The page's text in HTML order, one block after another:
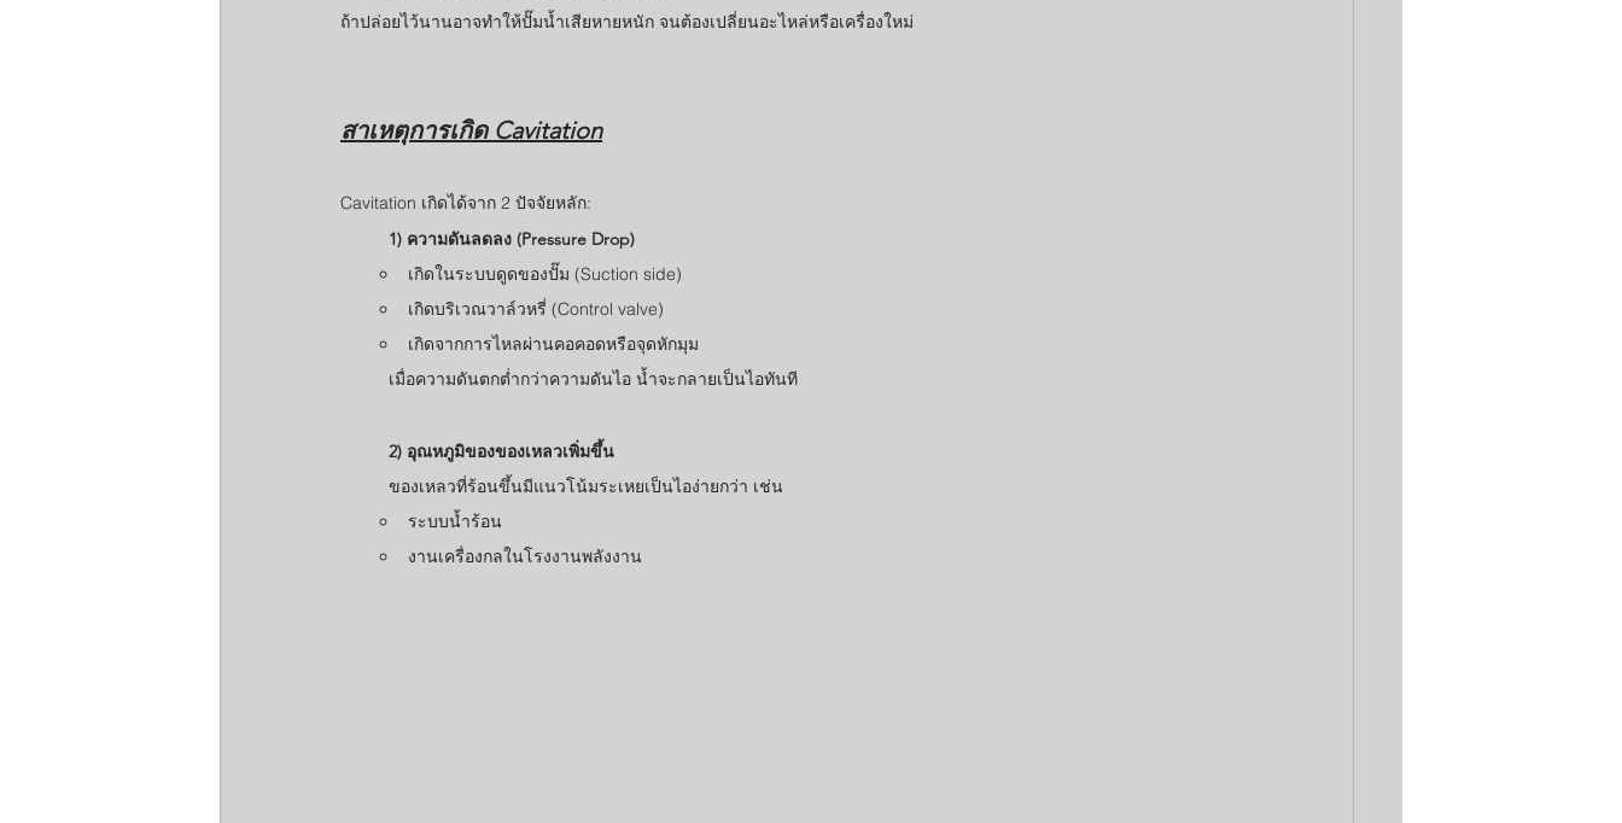
ถ้าปล่อยไว้นานอาจทำให้ปั๊มน้ำเสียหายหนัก จนต้องเปลี่ยนอะไหล่หรือเครื่องใหม่
สาเหตุการเกิด Cavitation
Cavitation เกิดได้จาก 2 ปัจจัยหลัก:
1) ความดันลดลง (Pressure Drop)
เกิดในระบบดูดของปั๊ม (Suction side)
เกิดบริเวณวาล์วหรี่ (Control valve)
เกิดจากการไหลผ่านคอคอดหรือจุดหักมุม
	เมื่อความดันตกต่ำกว่าความดันไอ น้ำจะกลายเป็นไอทันที
2) อุณหภูมิของของเหลวเพิ่มขึ้น
	ของเหลวที่ร้อนขึ้นมีแนวโน้มระเหยเป็นไอง่ายกว่า เช่น
ระบบน้ำร้อน
งานเครื่องกลในโรงงานพลังงาน